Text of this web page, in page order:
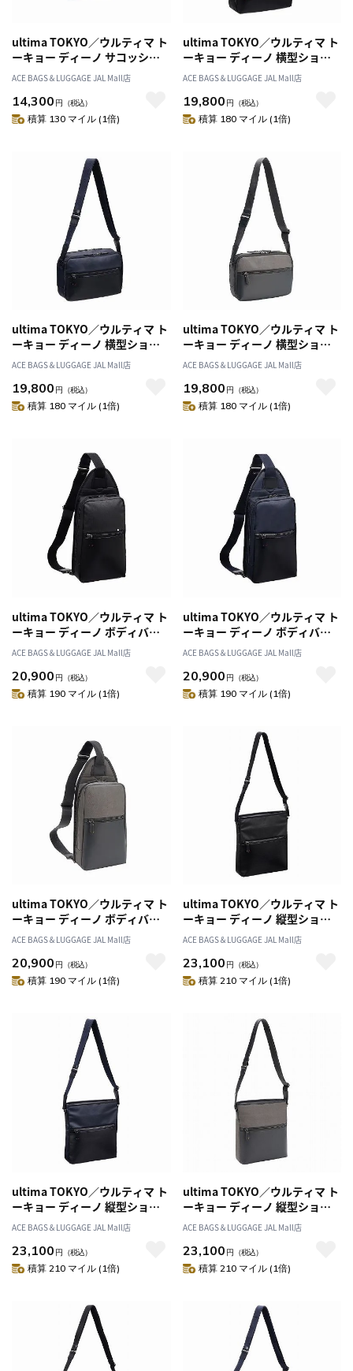
ultima TOKYO／ウルティマ ト
ーキョー ディーノ サコッシュ
ショルダーバッグ 68170
ACE BAGS＆LUGGAGE JAL Mall店
14,300 円 （税込）
積算 130 マイル (1倍)
ultima TOKYO／ウルティマ ト
ーキョー ディーノ 横型ショル
ダーバッグS 68171
ACE BAGS＆LUGGAGE JAL Mall店
19,800 円 （税込）
積算 180 マイル (1倍)
ultima TOKYO／ウルティマ ト
ーキョー ディーノ 横型ショル
ダーバッグS 68171
ACE BAGS＆LUGGAGE JAL Mall店
19,800 円 （税込）
積算 180 マイル (1倍)
ultima TOKYO／ウルティマ ト
ーキョー ディーノ 横型ショル
ダーバッグS 68171
ACE BAGS＆LUGGAGE JAL Mall店
19,800 円 （税込）
積算 180 マイル (1倍)
ultima TOKYO／ウルティマ ト
ーキョー ディーノ ボディバッ
グ 68172
ACE BAGS＆LUGGAGE JAL Mall店
20,900 円 （税込）
積算 190 マイル (1倍)
ultima TOKYO／ウルティマ ト
ーキョー ディーノ ボディバッ
グ 68172
ACE BAGS＆LUGGAGE JAL Mall店
20,900 円 （税込）
積算 190 マイル (1倍)
ultima TOKYO／ウルティマ ト
ーキョー ディーノ ボディバッ
グ 68172
ACE BAGS＆LUGGAGE JAL Mall店
20,900 円 （税込）
積算 190 マイル (1倍)
ultima TOKYO／ウルティマ ト
ーキョー ディーノ 縦型ショル
ダーバッグS 68173
ACE BAGS＆LUGGAGE JAL Mall店
23,100 円 （税込）
積算 210 マイル (1倍)
ultima TOKYO／ウルティマ ト
ーキョー ディーノ 縦型ショル
ダーバッグS 68173
ACE BAGS＆LUGGAGE JAL Mall店
23,100 円 （税込）
積算 210 マイル (1倍)
ultima TOKYO／ウルティマ ト
ーキョー ディーノ 縦型ショル
ダーバッグS 68173
ACE BAGS＆LUGGAGE JAL Mall店
23,100 円 （税込）
積算 210 マイル (1倍)